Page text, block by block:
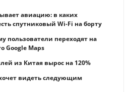
авиацию: в каких
спутниковый Wi-Fi на борту
пользователи переходят на
Google Maps
из Китая вырос на 120%
видеть следующим